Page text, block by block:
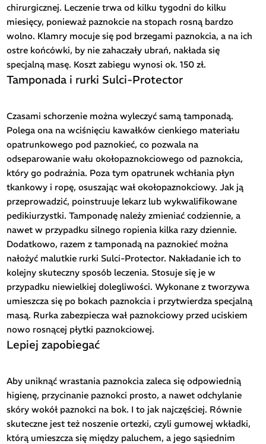
chirurgicznej. Leczenie trwa od kilku tygodni do kilku
miesięcy, ponieważ paznokcie na stopach rosną bardzo
wolno. Klamry mocuje się pod brzegami paznokcia, a na ich
ostre końcówki, by nie zahaczały ubrań, nakłada się
specjalną masę. Koszt zabiegu wynosi ok. 150 zł.
Tamponada i rurki Sulci-Protector
Czasami schorzenie można wyleczyć samą tamponadą.
Polega ona na wciśnięciu kawałków cienkiego materiału
opatrunkowego pod paznokieć, co pozwala na
odseparowanie wału okołopaznokciowego od paznokcia,
który go podrażnia. Poza tym opatrunek wchłania płyn
tkankowy i ropę, osuszając wał okołopaznokciowy. Jak ją
przeprowadzić, poinstruuje lekarz lub wykwalifikowane
pedikiurzystki. Tamponadę należy zmieniać codziennie, a
nawet w przypadku silnego ropienia kilka razy dziennie.
Dodatkowo, razem z tamponadą na paznokieć można
nałożyć malutkie rurki Sulci-Protector. Nakładanie ich to
kolejny skuteczny sposób leczenia. Stosuje się je w
przypadku niewielkiej dolegliwości. Wykonane z tworzywa
umieszcza się po bokach paznokcia i przytwierdza specjalną
masą. Rurka zabezpiecza wał paznokciowy przed uciskiem
nowo rosnącej płytki paznokciowej.
Lepiej zapobiegać
Aby uniknąć wrastania paznokcia zaleca się odpowiednią
higienę, przycinanie paznokci prosto, a nawet odchylanie
skóry wokół paznokci na bok. I to jak najczęściej. Równie
skuteczne jest też noszenie ortezki, czyli gumowej wkładki,
którą umieszcza się między paluchem, a jego sąsiednim